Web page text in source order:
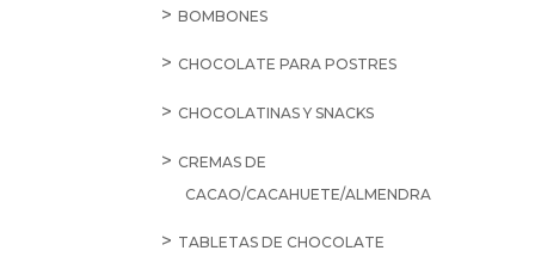
BOMBONES
CHOCOLATE PARA POSTRES
CHOCOLATINAS Y SNACKS
CREMAS DE
CACAO/CACAHUETE/ALMENDRA
TABLETAS DE CHOCOLATE